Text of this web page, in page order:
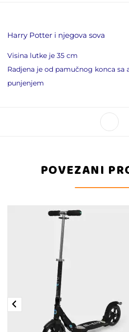
Harry Potter i njegova sova
Visina lutke je 35 cm
Radjena je od pamučnog konca sa
punjenjem
POVEZANI